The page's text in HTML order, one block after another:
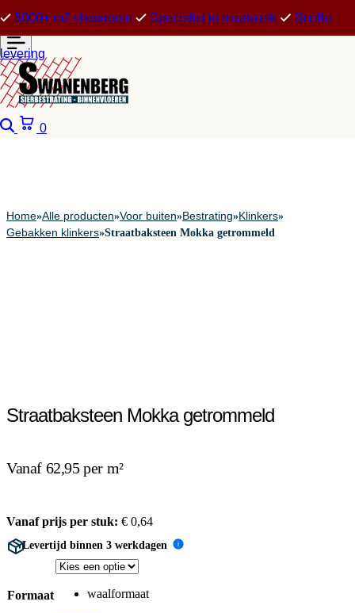
5000+ m2 showroom Specialist in maatwerk Snelle
levering
Zoeken
0
Home»Alle producten»Voor buiten»Bestrating»Klinkers»
Gebakken klinkers»Straatbaksteen Mokka getrommeld
Straatbaksteen Mokka getrommeld
Vanaf 62,95 per m²
Vanaf prijs per stuk: € 0,64
Levertijd binnen 3 werkdagen i
Formaat waalformaat